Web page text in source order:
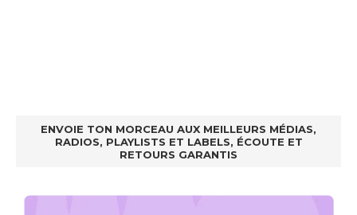
ENVOIE TON MORCEAU AUX MEILLEURS MÉDIAS,
RADIOS, PLAYLISTS ET LABELS, ÉCOUTE ET
RETOURS GARANTIS